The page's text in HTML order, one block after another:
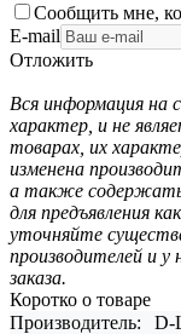
Сообщить мне,
E-mail
Отложить
Вся информация на
характер, и не
товарах, их
изменена
а также
для предъявления
уточняйте
производителей и
заказа.
Коротко о товаре
Производитель:
D-